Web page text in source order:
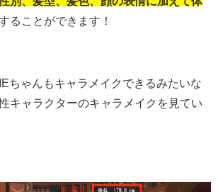
ることができます！
ちゃんもキャラメイクできるみたいな
キャラクターのキャラメイクを見てい